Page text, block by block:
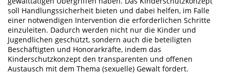
soll Handlungssicherheit bieten und dabei helfen, im Falle
einer notwendigen Intervention die erforderlichen Schritte
einzuleiten. Dadurch werden nicht nur die Kinder und
Jugendlichen geschützt, sondern auch die beteiligten
Beschäftigten und Honorarkräfte, indem das
Kinderschutzkonzept den transparenten und offenen
Austausch mit dem Thema (sexuelle) Gewalt fördert.